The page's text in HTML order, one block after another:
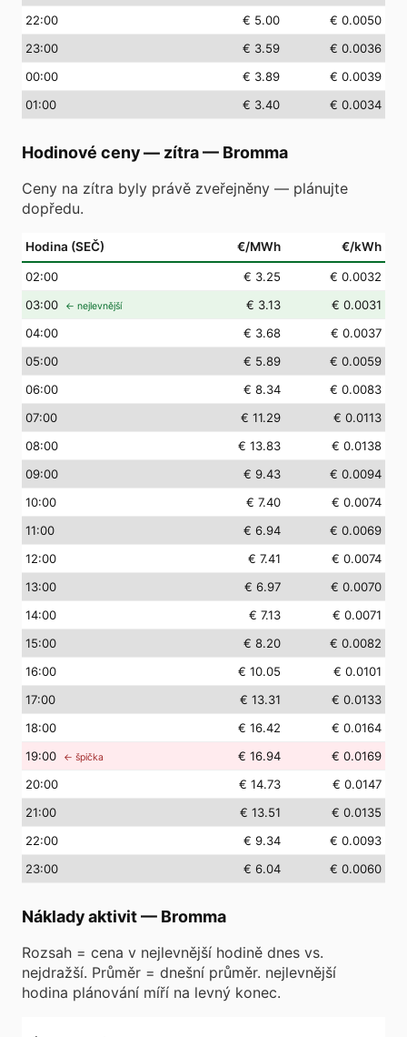
22:00 € 5.00
€ 0.0050
23:00 € 3.59
€ 0.0036
00:00 € 3.89
€ 0.0039
01:00 € 3.40 € 0.0034
Hodinové ceny — zítra— Bromma
Ceny na zítra byly právě zveřejněny — plánujte
dopředu.
Hodina (SEČ) €/MWh €/kWh
02:00 € 3.25
€ 0.0032
03:00 ← nejlevnější € 3.13
€ 0.0031
04:00 € 3.68
€ 0.0037
05:00 € 5.89
€ 0.0059
06:00 € 8.34
€ 0.0083
07:00 € 11.29
€ 0.0113
08:00 € 13.83
€ 0.0138
09:00 € 9.43
€ 0.0094
10:00 € 7.40
€ 0.0074
11:00 € 6.94
€ 0.0069
12:00 € 7.41
€ 0.0074
13:00 € 6.97
€ 0.0070
14:00 € 7.13
€ 0.0071
15:00 € 8.20
€ 0.0082
16:00 € 10.05
€ 0.0101
17:00 € 13.31
€ 0.0133
18:00 € 16.42
€ 0.0164
19:00 ← špička € 16.94
€ 0.0169
20:00 € 14.73
€ 0.0147
21:00 € 13.51
€ 0.0135
22:00 € 9.34
€ 0.0093
23:00 € 6.04 € 0.0060
Náklady aktivit— Bromma
Rozsah = cena v nejlevnější hodině dnes vs.
nejdražší. Průměr = dnešní průměr. nejlevnější
hodina plánování míří na levný konec.